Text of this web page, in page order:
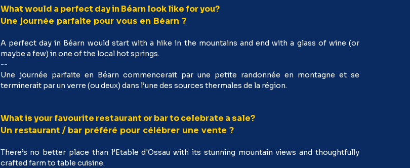
What would a perfect day in Béarn look like for you?
Une journée parfaite pour vous en Béarn ?
A perfect day in Béarn would start with a hike in the mountains and end with a glass of wine (or
maybe a few) in one of the local hot springs.
--
Une journée parfaite en Béarn commencerait par une petite randonnée en montagne et se
terminerait par un verre (ou deux) dans l’une des sources thermales de la région.
What is your favourite restaurant or bar to celebrate a sale?
Un restaurant / bar préféré pour célébrer une vente ?
There’s no better place than l’Etable d'Ossau with its stunning mountain views and thoughtfully
crafted farm to table cuisine.